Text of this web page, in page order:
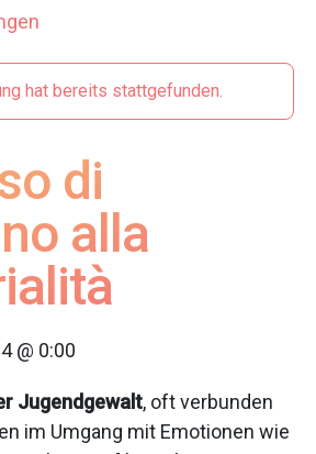
hat bereits stattgefunden.
di
alla
@ 0:00
Jugendgewalt, oft verbunden
im Umgang mit Emotionen wie